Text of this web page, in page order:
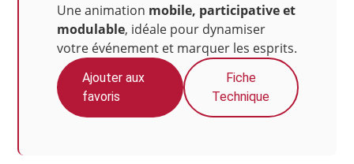
Une animation mobile, participative et
modulable, idéale pour dynamiser
votre événement et marquer les esprits.
Ajouter aux
favoris
Fiche
Technique